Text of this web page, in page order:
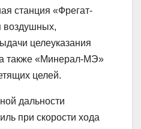
станция «Фрегат-
целеуказания
также «Минерал-МЭ»
целей.
дальности
при скорости хода